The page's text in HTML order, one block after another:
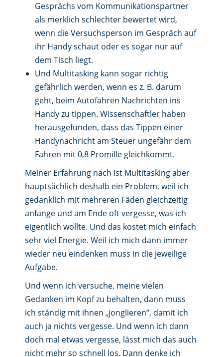
Gesprächs vom Kommunikationspartner
als merklich schlechter bewertet wird,
wenn die Versuchsperson im Gespräch auf
ihr Handy schaut oder es sogar nur auf
dem Tisch liegt.
Und Multitasking kann sogar richtig
gefährlich werden, wenn es z. B. darum
geht, beim Autofahren Nachrichten ins
Handy zu tippen. Wissenschaftler haben
herausgefunden, dass das Tippen einer
Handynachricht am Steuer ungefähr dem
Fahren mit 0,8 Promille gleichkommt.
Meiner Erfahrung nach ist Multitasking aber
hauptsächlich deshalb ein Problem, weil ich
gedanklich mit mehreren Fäden gleichzeitig
anfange und am Ende oft vergesse, was ich
eigentlich wollte. Und das kostet mich einfach
sehr viel Energie. Weil ich mich dann immer
wieder neu eindenken muss in die jeweilige
Aufgabe.
Und wenn ich versuche, meine vielen
Gedanken im Kopf zu behalten, dann muss
ich ständig mit ihnen „jonglieren“, damit ich
auch ja nichts vergesse. Und wenn ich dann
doch mal etwas vergesse, lässt mich das auch
nicht mehr so schnell los. Dann denke ich